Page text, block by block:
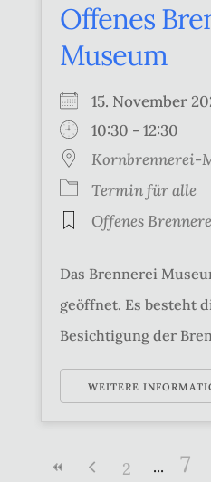
Offenes
Museum
15. November
10:30 - 12:30
Kornbrennerei-
Termin für alle
Offenes
Das Brennerei
geöffnet. Es besteht
Besichtigung der
WEITERE
2 7